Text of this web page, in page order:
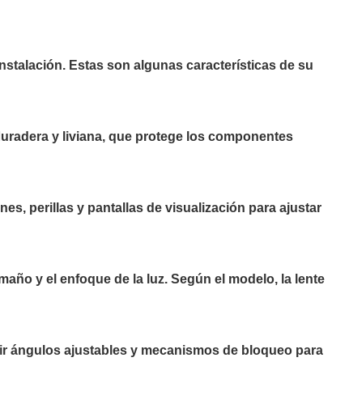
Estas son algunas características de su
y liviana, que protege los componentes
perillas y pantallas de visualización para ajustar
y el enfoque de la luz. Según el modelo, la lente
ángulos ajustables y mecanismos de bloqueo para